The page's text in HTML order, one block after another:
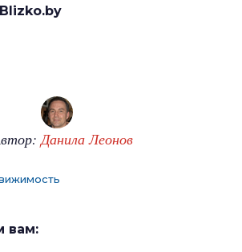
Данила Леонов
вам: